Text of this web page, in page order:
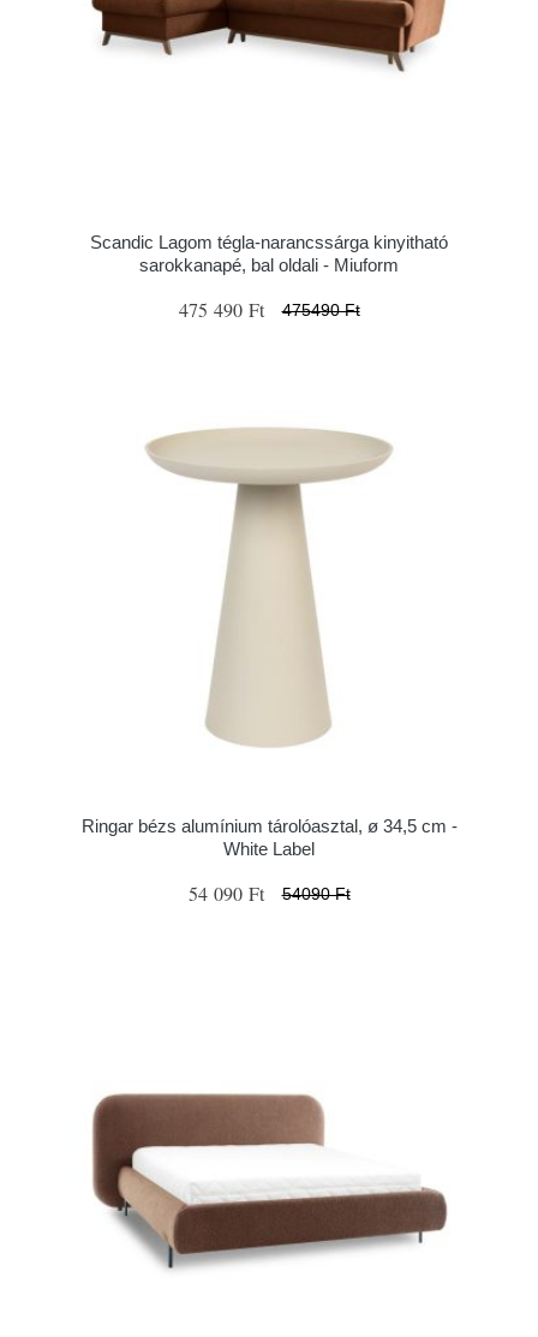
Scandic Lagom tégla-narancssárga kinyitható
sarokkanapé, bal oldali - Miuform
475 490 Ft 475490 Ft
Ringar bézs alumínium tárolóasztal, ø 34,5 cm -
White Label
54 090 Ft 54090 Ft